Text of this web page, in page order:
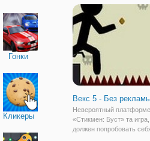
Гонки
Кликеры
Векс 5 - Без
Невероятный
«Стикмен: Буст» та
должен попробовать